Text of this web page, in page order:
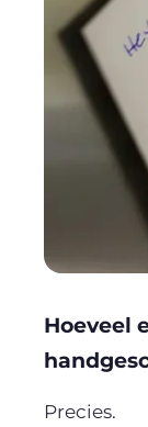
Hoeveel
Precies.